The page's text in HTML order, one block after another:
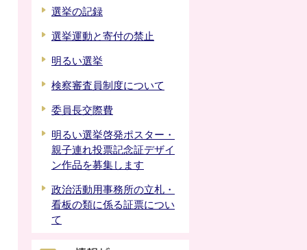
選挙の記録
選挙運動と寄付の禁止
明るい選挙
検察審査員制度について
委員長交際費
明るい選挙啓発ポスター・
親子連れ投票記念証デザイ
ン作品を募集します
政治活動用事務所の立札・
看板の類に係る証票につい
て